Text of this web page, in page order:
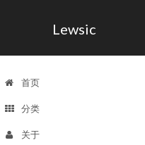
Lewsic
首页
分类
关于